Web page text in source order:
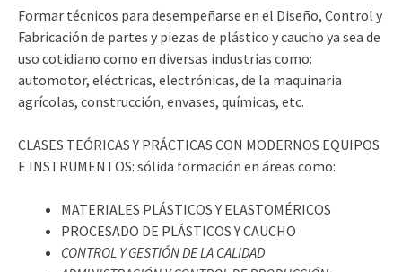
Formar técnicos para desempeñarse en el Diseño, Control y
Fabricación de partes y piezas de plástico y caucho ya sea de
uso cotidiano como en diversas industrias como:
automotor, eléctricas, electrónicas, de la maquinaria
agrícolas, construcción, envases, químicas, etc.
CLASES TEÓRICAS Y PRÁCTICAS CON MODERNOS EQUIPOS
E INSTRUMENTOS: sólida formación en áreas como:
MATERIALES PLÁSTICOS Y ELASTOMÉRICOS
PROCESADO DE PLÁSTICOS Y CAUCHO
CONTROL Y GESTIÓN DE LA CALIDAD